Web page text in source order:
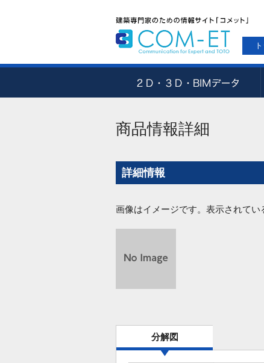
商品情報詳細
詳細情報
画像はイメージです。表示されてい
分解図